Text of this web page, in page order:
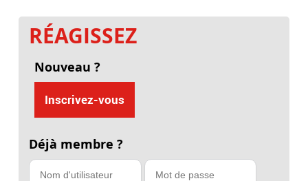
RÉAGISSEZ
Nouveau ?
Inscrivez-vous
Déjà membre ?